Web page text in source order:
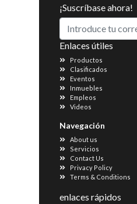
¡Suscríbase ahora!
Enlaces útiles
Productos
Clasificados
Eventos
Inmuebles
Empleos
Videos
Navegación
About us
Servicios
Contact Us
Privacy Policy
Terms & Conditions
enlaces rápidos